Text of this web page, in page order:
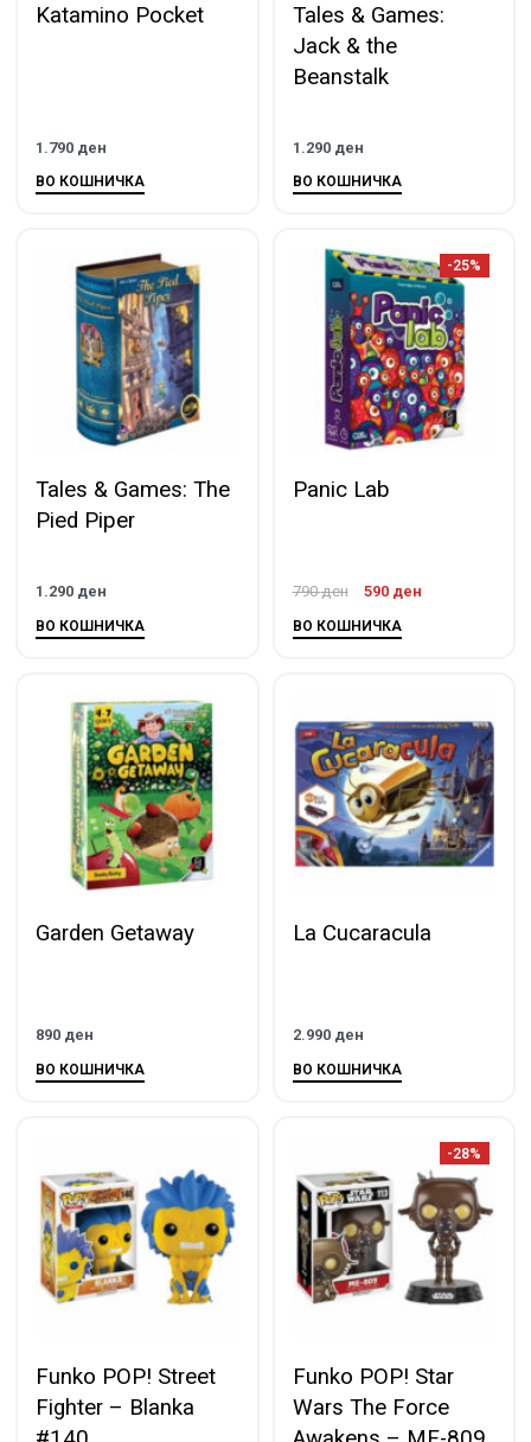
Katamino Pocket
1.790 ден
ВО КОШНИЧКА
Tales & Games:
Jack & the
Beanstalk
1.290 ден
ВО КОШНИЧКА
Tales & Games: The
Pied Piper
1.290 ден
ВО КОШНИЧКА
-25%
Panic Lab
790ден 590 ден
ВО КОШНИЧКА
Garden Getaway
890 ден
ВО КОШНИЧКА
La Cucaracula
2.990 ден
ВО КОШНИЧКА
Funko POP! Street
Fighter – Blanka
-28%
Funko POP! Star
Wars The Force